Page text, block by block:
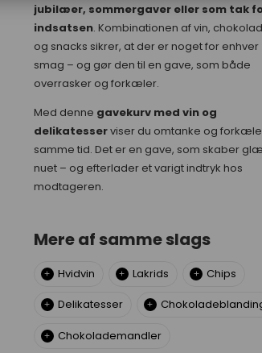
jubilæer, sommergaver eller som tak
indsatsen. Kombinationen af vin,
og snacks sikrer, at der er noget for enhver
smag – og gør den til en gave, som både
overrasker og forkæler.
Med denne gavekurv med vin og
delikatesserviser du omtanke og
samme tid. Det er en gave, som skaber
nuet – og efterlader et varigt indtryk hos
modtageren.
Mere af samme slags
Hvidvin Lakrids Chips
Delikatesser
Chokolademandler